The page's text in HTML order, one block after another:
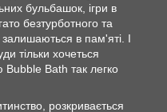
бульбашок, ігри в
безтурботного та
в пам'яті. І
тільки хочеться
Bubble Bath так легко
розкривається